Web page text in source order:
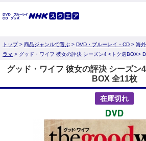
トップ> 商品ジャンルで選ぶ > DVD・ブルーレイ・CD > 海
ラマ > グッド・ワイフ 彼女の評決 シーズン4 <トク選BOX>
グッド・ワイフ 彼女の評決 シーズン
BOX 全11枚
在庫切れ